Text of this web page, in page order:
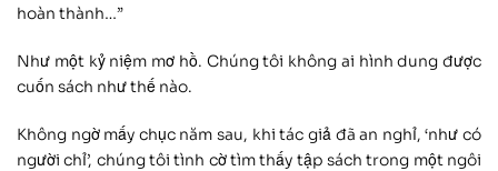
hoàn thành…”
Như một kỷ niệm mơ hồ. Chúng tôi không ai hình dung được
cuốn sách như thế nào.
Không ngờ mấy chục năm sau, khi tác giả đã an nghỉ, ‘như có
người chỉ’, chúng tôi tình cờ tìm thấy tập sách trong một ngôi